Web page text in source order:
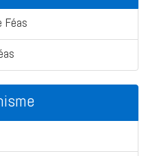
Féas